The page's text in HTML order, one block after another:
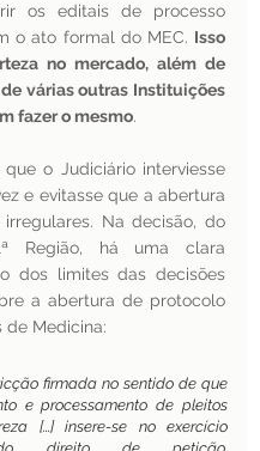
os editais de processo
o ato formal do MEC. Isso
no mercado, além de
várias outras Instituições
fazer o mesmo.
que o Judiciário interviesse
e evitasse que a abertura
Na decisão, do
Região, há uma clara
dos limites das decisões
a abertura de protocolo
de Medicina:
firmada no sentido de que
e processamento de pleitos
[...] insere-se no exercício